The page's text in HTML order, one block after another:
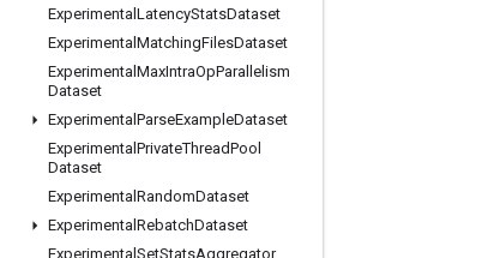
Experimental LatencyStatsDataset
Experimental MatchingFilesDataset
Experimental MaxIntraOpParallelism
Dataset
Experimental ParseExampleDataset
Experimental PrivateThreadPool
Dataset
Experimental RandomDataset
Experimental RebatchDataset
Experimental SetStatsAggregator
Permanecer conectado
Blog
GitHub
YouTube